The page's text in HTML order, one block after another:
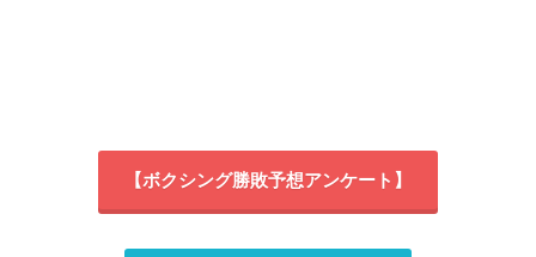
【ボクシング勝敗予想アンケート】